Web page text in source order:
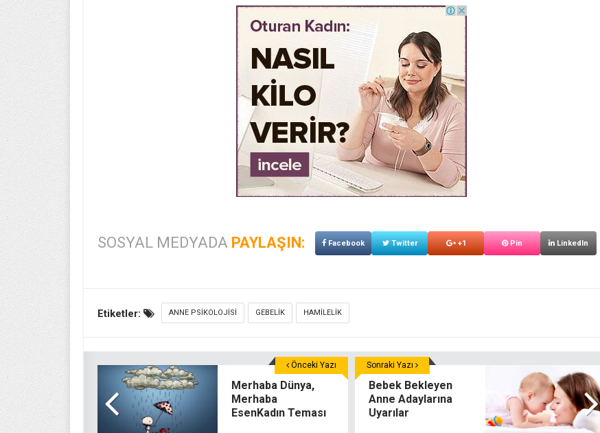
SOSYAL MEDYADA PAYLAŞIN: Facebook Twitter +1 Pin LinkedIn
Etiketler: ANNE PSIKOLOJISI GEBELIK HAMILELIK
Merhaba Dünya,
Merhaba
EsenKadın Teması
Önceki Yazı
Bebek Bekleyen
Anne Adaylarına
Uyarılar
Sonraki Yazı